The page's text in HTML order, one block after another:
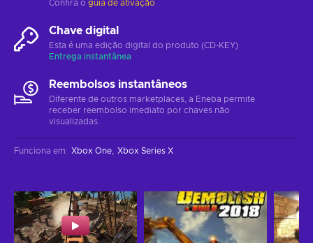
Confira o guia de ativação
Chave digital
Esta é uma edição digital do produto (CD-KEY)
Entrega instantânea
Reembolsos instantâneos
Diferente de outros marketplaces, a Eneba permite
receber reembolso imediato por chaves não
visualizadas.
Funciona em: Xbox One Xbox Series X